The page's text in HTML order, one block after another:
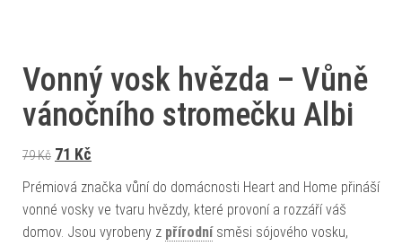
Vonný vosk hvězda – Vůně
vánočního stromečku Albi
79Kč Původní cena byla: 79 Kč.
71 Kč
Prémiová značka vůní do domácnosti Heart and Home přináší
vonné vosky ve tvaru hvězdy, které provoní a rozzáří váš
domov. Jsou vyrobeny z přírodnísměsi sójového vosku,